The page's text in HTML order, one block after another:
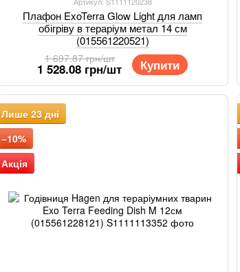
Плафон ExoTerra Glow Light для ламп
обігріву в тераріум метал 14 см
(015561220521)
1 697.87 грн/шт
1 528.08 грн/шт Купити
Лише 23 дні
−10%
Акція